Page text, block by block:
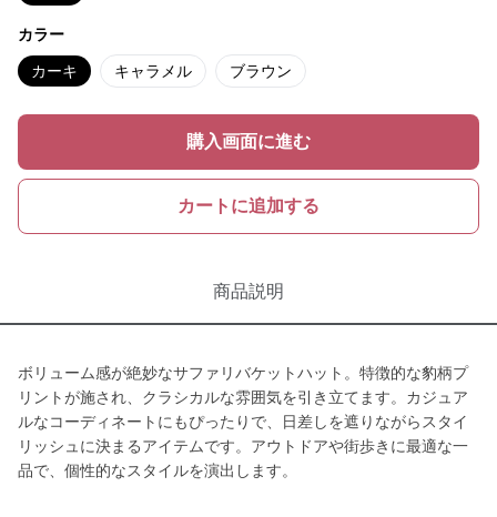
カラー
カーキ キャラメル ブラウン
購入画面に進む
カートに追加する
商品説明
ボリューム感が絶妙なサファリバケットハット。特徴的な豹柄プ
リントが施され、クラシカルな雰囲気を引き立てます。カジュア
ルなコーディネートにもぴったりで、日差しを遮りながらスタイ
リッシュに決まるアイテムです。アウトドアや街歩きに最適な一
品で、個性的なスタイルを演出します。